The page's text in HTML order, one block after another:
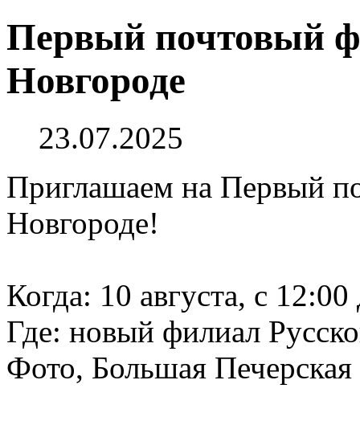
Первый почтовый
Новгороде
23.07.2025
Приглашаем на Первый
Новгороде!
Когда: 10 августа, с
Где: новый филиал
Фото, Большая Печерская